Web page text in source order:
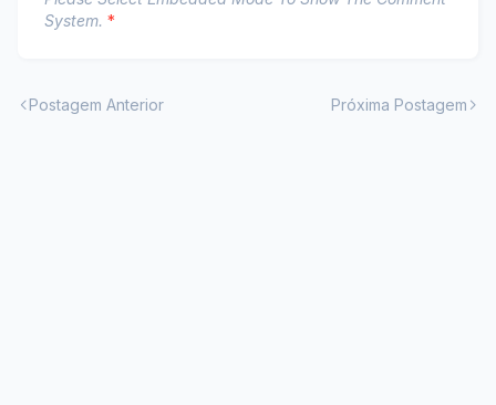
System. *
Postagem Anterior Próxima Postagem